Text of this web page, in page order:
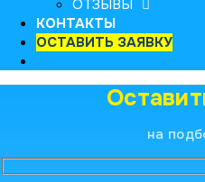
ОТЗЫВЫ
КОНТАКТЫ
ОСТАВИТЬ ЗАЯВКУ
на